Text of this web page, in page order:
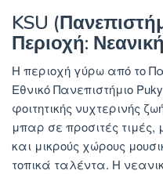
KSU
Περιοχή:
Η περιοχή γύρω από το
Εθνικό Πανεπιστήμιο
φοιτητικής νυχτερινής
μπαρ σε προσιτές
και μικρούς χώρους
τοπικά ταλέντα. Η